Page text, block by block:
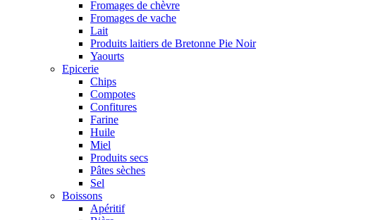
Fromages de chèvre
Fromages de vache
Lait
Produits laitiers de Bretonne Pie Noir
Yaourts
Epicerie
Chips
Compotes
Confitures
Farine
Huile
Miel
Produits secs
Pâtes sèches
Sel
Boissons
Apéritif